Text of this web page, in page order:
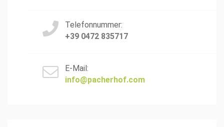
Telefonnummer:
+39 0472 835717
E-Mail:
info@pacherhof.com